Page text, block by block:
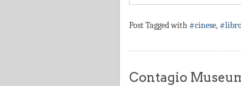
Post Tagged with#cinese,
Contagio